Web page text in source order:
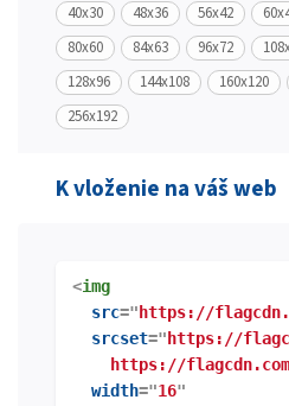
40x30
48x36 56x42
80x60
84x63 96x72
128x96
144x108 160x120
256x192
K vloženie na váš web
<img
src=" https://
srcset=" https://
https://
width="16"